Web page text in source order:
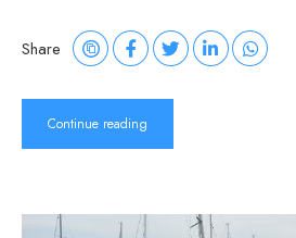
Share
Continue reading